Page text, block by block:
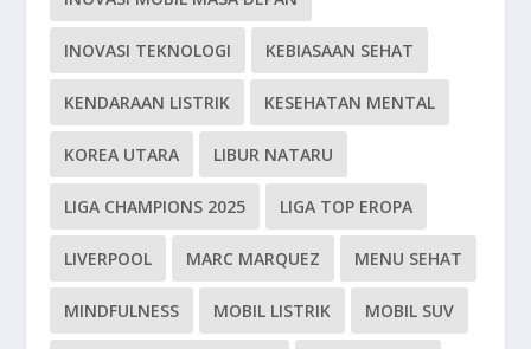
INOVASI TEKNOLOGI KEBIASAAN SEHAT
KENDARAAN LISTRIK KESEHATAN MENTAL
KOREA UTARA LIBUR NATARU
LIGA CHAMPIONS 2025 LIGA TOP EROPA
LIVERPOOL MARC MARQUEZ MENU SEHAT
MINDFULNESS MOBIL LISTRIK MOBIL SUV